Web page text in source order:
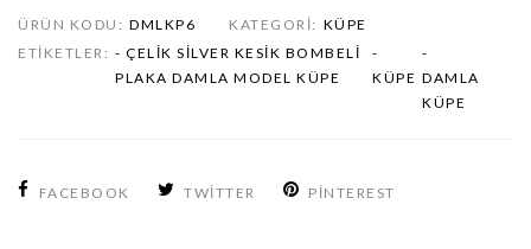
ÜRÜN KODU: DMLKP6 KATEGORI: KÜPE
ETIKETLER: - ÇELIK SILVER KESIK BOMBELI
PLAKA DAMLA MODEL KÜPE
-
KÜPE
-
DAMLA
KÜPE
FACEBOOK TWITTER PINTEREST